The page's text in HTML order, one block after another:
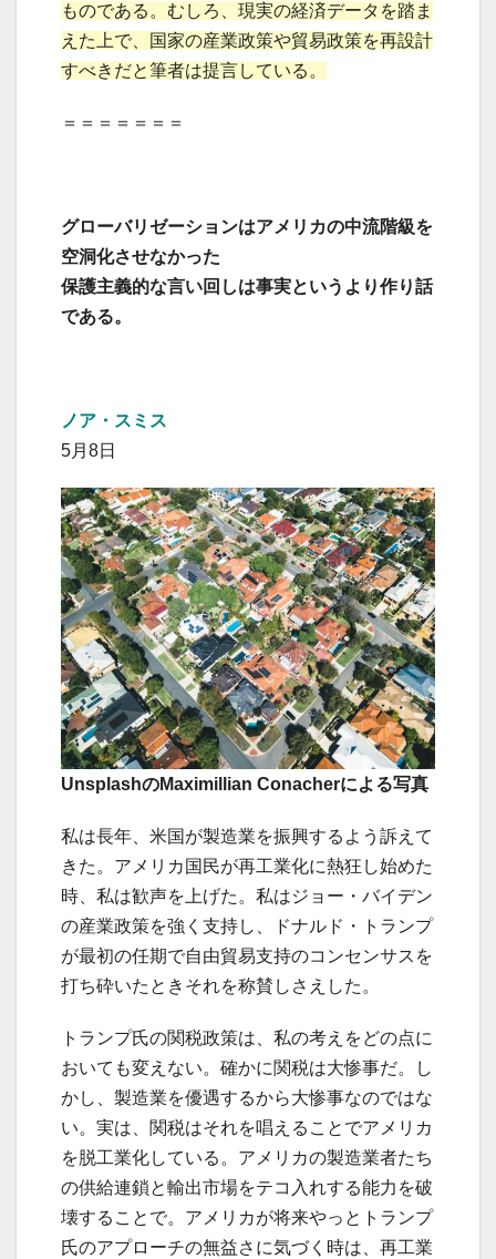
ものである。むしろ、現実の経済データを踏ま
えた上で、国家の産業政策や貿易政策を再設計
すべきだと筆者は提言している。
＝＝＝＝＝＝＝
グローバリゼーションはアメリカの中流階級を
空洞化させなかった
保護主義的な言い回しは事実というより作り話
である。
ノア・スミス
5月8日
UnsplashのMaximillian Conacherによる写真
私は長年、米国が製造業を振興するよう訴えて
きた。アメリカ国民が再工業化に熱狂し始めた
時、私は歓声を上げた。私はジョー・バイデン
の産業政策を強く支持し、ドナルド・トランプ
が最初の任期で自由貿易支持のコンセンサスを
打ち砕いたときそれを称賛しさえした。
トランプ氏の関税政策は、私の考えをどの点に
おいても変えない。確かに関税は大惨事だ。し
かし、製造業を優遇するから大惨事なのではな
い。実は、関税はそれを唱えることでアメリカ
を脱工業化している。アメリカの製造業者たち
の供給連鎖と輸出市場をテコ入れする能力を破
壊することで。アメリカが将来やっとトランプ
氏のアプローチの無益さに気づく時は、再工業